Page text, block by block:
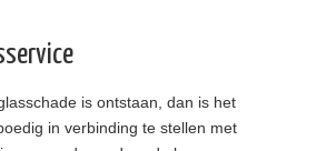
is ontstaan, dan is het
in verbinding te stellen met